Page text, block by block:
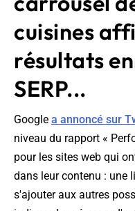
cuisines
résultats
SERP...
Google a annoncé sur
niveau du rapport «
pour les sites web qui
dans leur contenu : une
s'ajouter aux autres